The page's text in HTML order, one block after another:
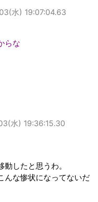
水) 19:07:04.63
らな
水) 19:36:15.30
したと思うわ。
んな惨状になってないだ